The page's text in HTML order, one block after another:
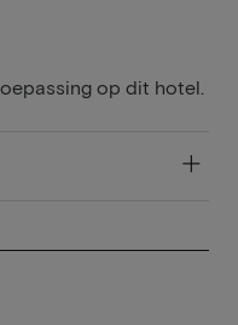
op dit hotel.